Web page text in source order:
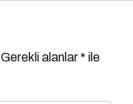
Gerekli alanlar* ile